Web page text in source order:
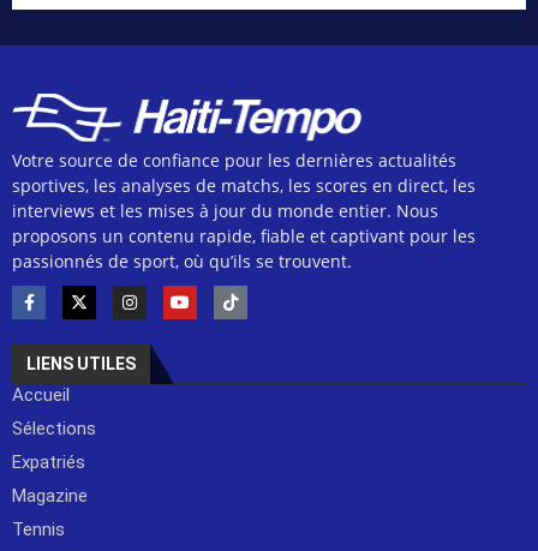
Votre source de confiance pour les dernières actualités
sportives, les analyses de matchs, les scores en direct, les
interviews et les mises à jour du monde entier. Nous
proposons un contenu rapide, fiable et captivant pour les
passionnés de sport, où qu’ils se trouvent.
LIENS UTILES
Accueil
Sélections
Expatriés
Magazine
Tennis